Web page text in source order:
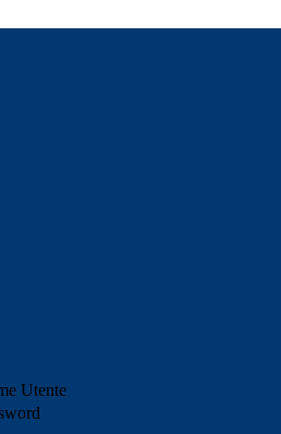
Utente